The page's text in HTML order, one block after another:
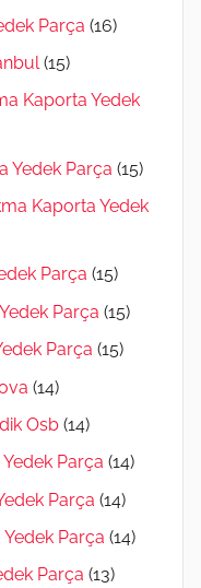
Parça (16)
(15)
Kaporta Yedek
Yedek Parça (15)
Kaporta Yedek
Parça (15)
Parça (15)
Parça (15)
(14)
Osb (14)
Parça (14)
Parça (14)
Parça (14)
Parça (13)